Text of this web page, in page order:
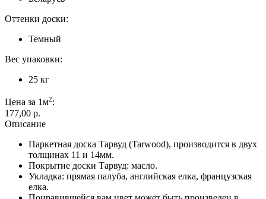
Оттенки доски:
Темный
Вес упаковки:
25 кг
Цена за 1м2:
177,00 p.
Описание
Паркетная доска Тарвуд (Tarwood), производится в двух
толщинах 11 и 14мм.
Покрытие доски Тарвуд: масло.
Укладка: прямая палуба, английская елка, французская
елка.